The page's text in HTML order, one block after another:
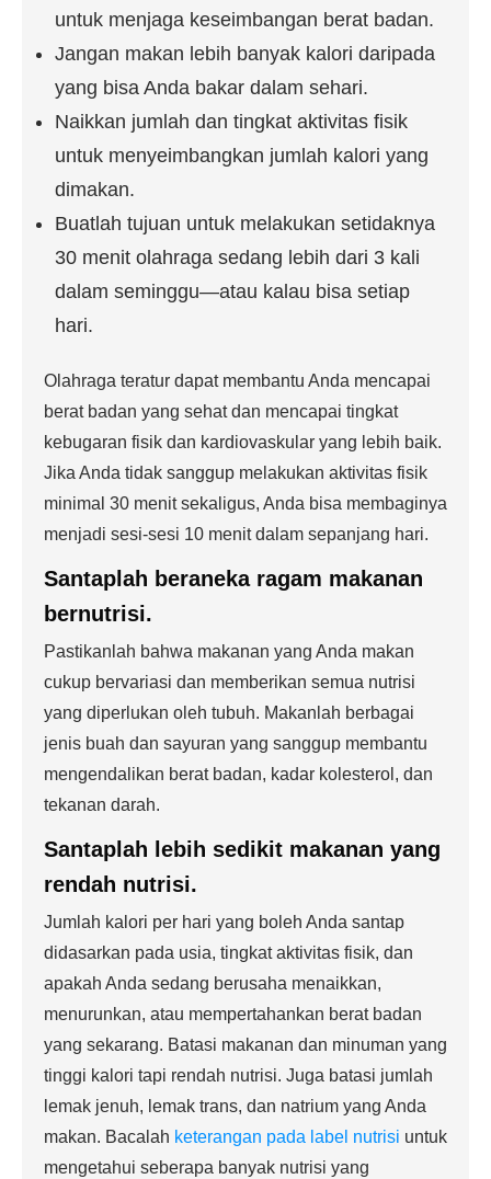
untuk menjaga keseimbangan berat badan.
Jangan makan lebih banyak kalori daripada
yang bisa Anda bakar dalam sehari.
Naikkan jumlah dan tingkat aktivitas fisik
untuk menyeimbangkan jumlah kalori yang
dimakan.
Buatlah tujuan untuk melakukan setidaknya
30 menit olahraga sedang lebih dari 3 kali
dalam seminggu—atau kalau bisa setiap
hari.
Olahraga teratur dapat membantu Anda mencapai
berat badan yang sehat dan mencapai tingkat
kebugaran fisik dan kardiovaskular yang lebih baik.
Jika Anda tidak sanggup melakukan aktivitas fisik
minimal 30 menit sekaligus, Anda bisa membaginya
menjadi sesi-sesi 10 menit dalam sepanjang hari.
Santaplah beraneka ragam makanan
bernutrisi.
Pastikanlah bahwa makanan yang Anda makan
cukup bervariasi dan memberikan semua nutrisi
yang diperlukan oleh tubuh. Makanlah berbagai
jenis buah dan sayuran yang sanggup membantu
mengendalikan berat badan, kadar kolesterol, dan
tekanan darah.
Santaplah lebih sedikit makanan yang
rendah nutrisi.
Jumlah kalori per hari yang boleh Anda santap
didasarkan pada usia, tingkat aktivitas fisik, dan
apakah Anda sedang berusaha menaikkan,
menurunkan, atau mempertahankan berat badan
yang sekarang. Batasi makanan dan minuman yang
tinggi kalori tapi rendah nutrisi. Juga batasi jumlah
lemak jenuh, lemak trans, dan natrium yang Anda
makan. Bacalah keterangan pada label nutrisi untuk
mengetahui seberapa banyak nutrisi yang